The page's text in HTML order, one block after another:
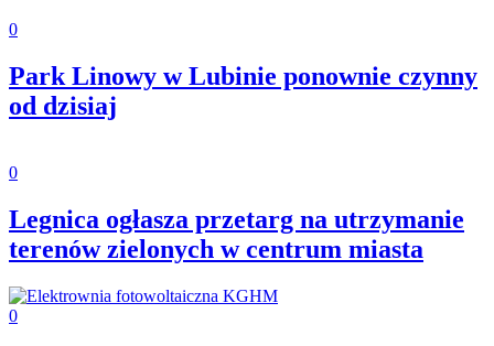
0
Park Linowy w Lubinie ponownie czynny
od dzisiaj
0
Legnica ogłasza przetarg na utrzymanie
terenów zielonych w centrum miasta
0